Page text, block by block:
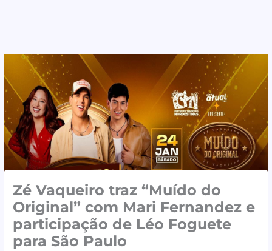
Zé Vaqueiro traz “Muído do
Original” com Mari Fernandez e
participação de Léo Foguete
para São Paulo